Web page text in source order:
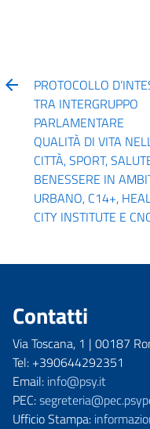
PROTOCOLLO
TRA INTERGRUPPO
PARLAMENTARE
QUALITÀ DI VITA
CITTÀ, SPORT,
BENESSERE IN
URBANO, C14+,
CITY INSTITUTE E
Contatti
Via Toscana, 1 | 00187
Tel: +390644292351
Email: info@psy.it
PEC:
Ufficio Stampa: